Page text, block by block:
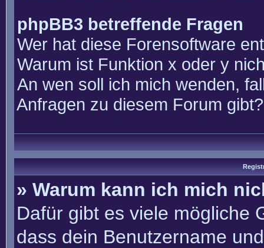
phpBB3 betreffende Fragen
Wer hat diese Forensoftware
Warum ist Funktion x oder y
An wen soll ich mich wenden,
Anfragen zu diesem Forum gibt?
» Warum kann ich mich
Dafür gibt es viele mögliche
dass dein Benutzername